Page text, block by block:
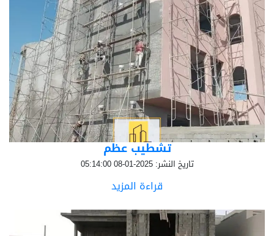
تشطيب عظم
تاريخ النشر: 2025-01-08 05:14:00
قراءة المزيد